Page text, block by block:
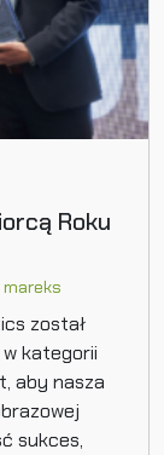
Roku
mareks
został
kategorii
aby nasza
sukces,